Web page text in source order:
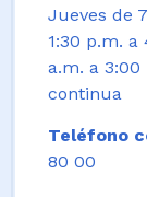
Jueves de
1:30 p.m.
a.m. a
continua
Teléfono
80 00